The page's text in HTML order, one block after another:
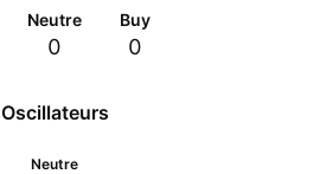
Oscillateurs
Neutre
Neutre
0
Buy
0